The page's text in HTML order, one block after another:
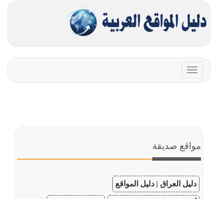
Toggle
navigation
مواقع صديقة
دليل العراق | دليل المواقع